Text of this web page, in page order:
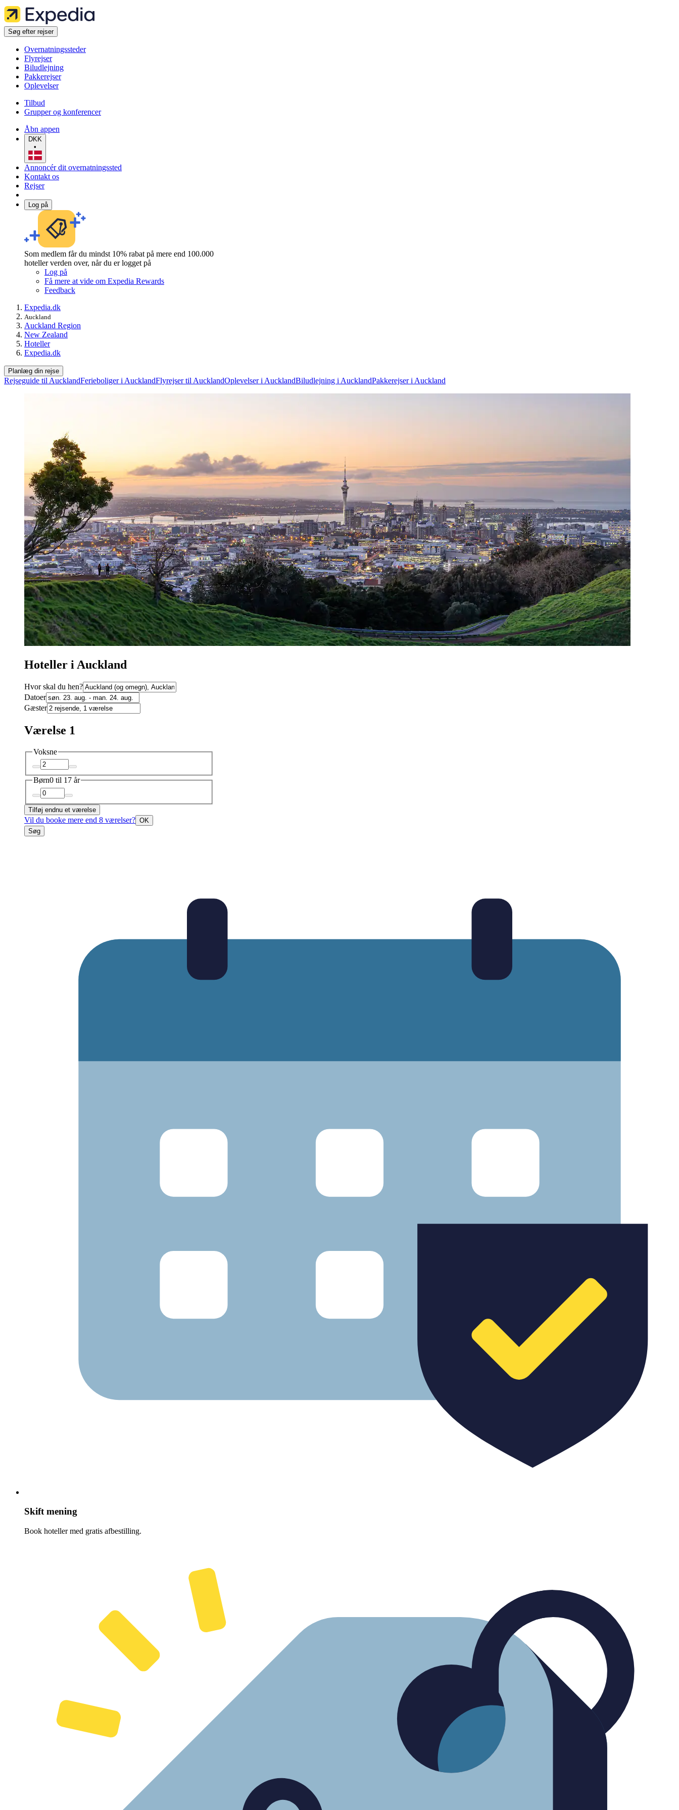
Søg efter rejser
Overnatningssteder
Flyrejser
Biludlejning
Pakkerejser
Oplevelser
Tilbud
Grupper og konferencer
Åbn appen
DKK
•
Annoncér dit overnatningssted
Kontakt os
Rejser
Log på
Som medlem får du mindst 10% rabat på mere end 100.000
hoteller verden over, når du er logget på
Log på
Få mere at vide om Expedia Rewards
Feedback
Expedia.dk
Auckland
Auckland Region
New Zealand
Hoteller
Expedia.dk
Planlæg din rejse
Rejseguide til AucklandFerieboliger i AucklandFlyrejser til AucklandOplevelser i AucklandBiludlejning i AucklandPakkerejser i Auckland
Hoteller i Auckland
Hvor skal du hen?
Datoer
Gæster
Værelse 1
Voksne
Børn0 til 17 år
Tilføj endnu et værelse
Vil du booke mere end 8 værelser? OK
Søg
Skift mening
Book hoteller med gratis afbestilling.